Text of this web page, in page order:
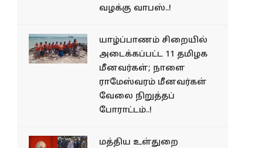
வழக்கு வாபஸ்..!
யாழ்ப்பாணம் சிறையில்
அடைக்கப்பட்ட 11 தமிழக
மீனவர்கள்; நாளை
ராமேஸ்வரம் மீனவர்கள்
வேலை நிறுத்தப்
போராட்டம்..!
மத்திய உள்துறை